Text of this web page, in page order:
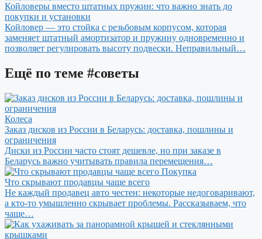
Койловеры вместо штатных пружин: что важно знать до
покупки и установки
Койловер — это стойка с резьбовым корпусом, которая
заменяет штатный амортизатор и пружину одновременно и
позволяет регулировать высоту подвески. Неправильный…
Ещё по теме #советы
Колеса
Заказ дисков из России в Беларусь: доставка, пошлины и
ограничения
Диски из России часто стоят дешевле, но при заказе в
Беларусь важно учитывать правила перемещения…
Покупка
Что скрывают продавцы чаще всего
Не каждый продавец авто честен: некоторые недоговаривают,
а кто-то умышленно скрывает проблемы. Рассказываем, что
чаще…